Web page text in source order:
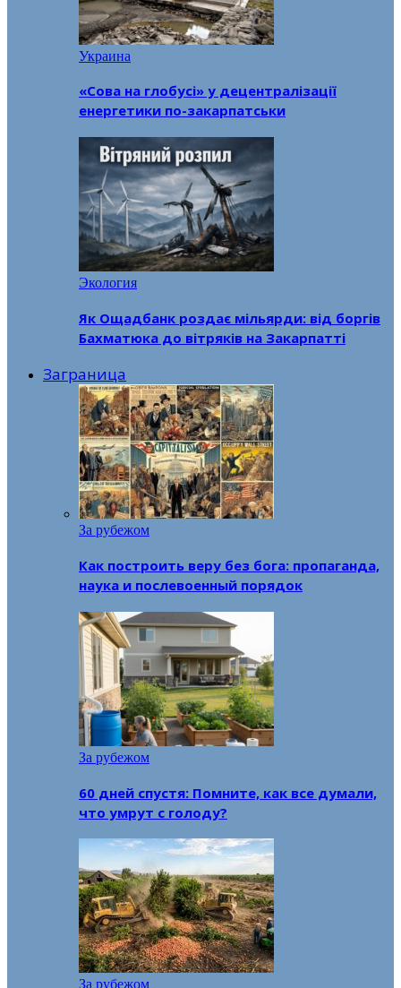
Украина
«Сова на глобусі» у децентралізації
енергетики по-закарпатськи
Экология
Як Ощадбанк роздає мільярди: від боргів
Бахматюка до вітряків на Закарпатті
Заграница
За рубежом
Как построить веру без бога: пропаганда,
наука и послевоенный порядок
За рубежом
60 дней спустя: Помните, как все думали,
что умрут с голоду?
За рубежом